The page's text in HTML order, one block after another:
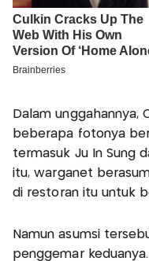
Dalam unggahannya,
beberapa fotonya
termasuk Ju In Sung
itu, warganet
di restoran itu untuk
Namun asumsi
penggemar